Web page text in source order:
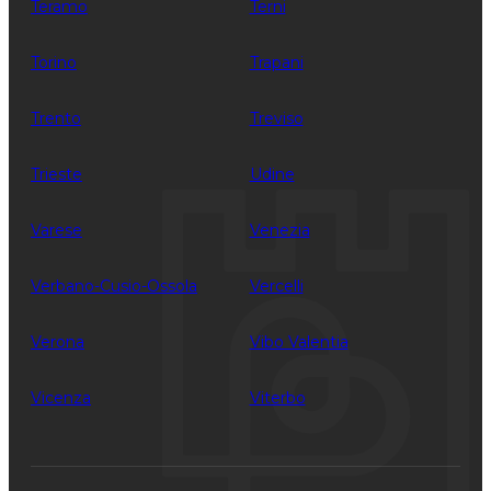
Teramo Terni
Torino Trapani
Trento Treviso
Trieste Udine
Varese Venezia
Verbano-Cusio-Ossola Vercelli
Verona Vibo Valentia
Vicenza Viterbo